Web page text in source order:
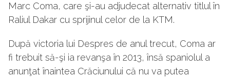
Marc Coma, care şi-au adjudecat alternativ titlul în
Raliul Dakar cu sprijinul celor de la KTM.
După victoria lui Despres de anul trecut, Coma ar
fi trebuit să-şi ia revanşa în 2013, însă spaniolul a
anunţat înaintea Crăciunului că nu va putea